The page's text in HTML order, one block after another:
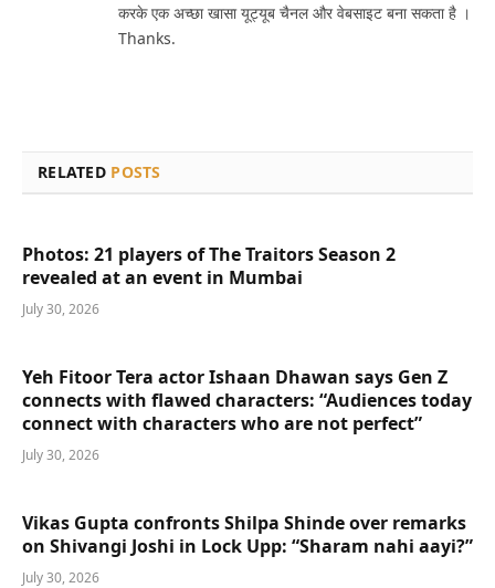
करके एक अच्छा खासा यूट्यूब चैनल और वेबसाइट बना सकता है ।
Thanks.
RELATED POSTS
Photos: 21 players of The Traitors Season 2
revealed at an event in Mumbai
July 30, 2026
Yeh Fitoor Tera actor Ishaan Dhawan says Gen Z
connects with flawed characters: “Audiences today
connect with characters who are not perfect”
July 30, 2026
Vikas Gupta confronts Shilpa Shinde over remarks
on Shivangi Joshi in Lock Upp: “Sharam nahi aayi?”
July 30, 2026